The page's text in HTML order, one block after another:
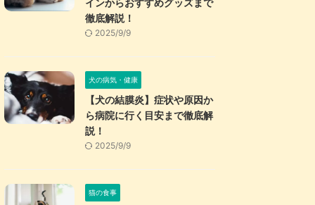
徹底解説！
2025/9/9
犬の病気・健康
【犬の結膜炎】症状や原因か
ら病院に行く目安まで徹底解
説！
2025/9/9
猫の食事